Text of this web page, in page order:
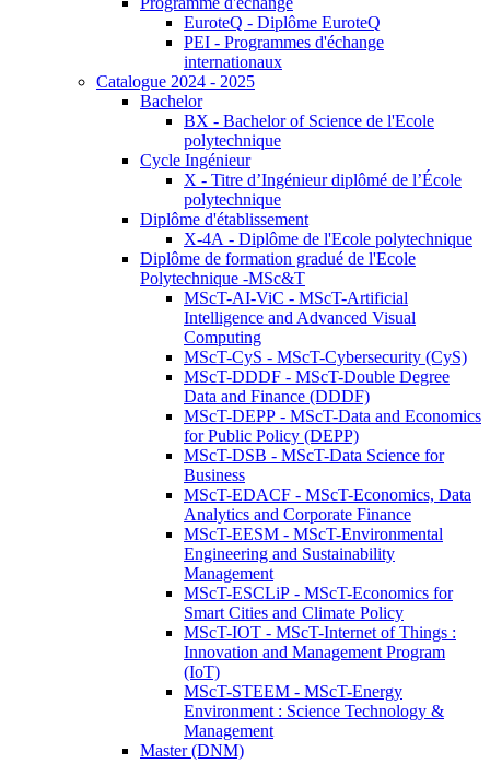
EuroteQ - Diplôme EuroteQ
PEI - Programmes d'échange
internationaux
Catalogue 2024 - 2025
Bachelor
BX - Bachelor of Science de l'Ecole
polytechnique
Cycle Ingénieur
X - Titre d’Ingénieur diplômé de l’École
polytechnique
Diplôme d'établissement
X-4A - Diplôme de l'Ecole polytechnique
Diplôme de formation gradué de l'Ecole
Polytechnique -MSc&T
MScT-AI-ViC - MScT-Artificial
Intelligence and Advanced Visual
Computing
MScT-CyS - MScT-Cybersecurity (CyS)
MScT-DDDF - MScT-Double Degree
Data and Finance (DDDF)
MScT-DEPP - MScT-Data and Economics
for Public Policy (DEPP)
MScT-DSB - MScT-Data Science for
Business
MScT-EDACF - MScT-Economics, Data
Analytics and Corporate Finance
MScT-EESM - MScT-Environmental
Engineering and Sustainability
Management
MScT-ESCLiP - MScT-Economics for
Smart Cities and Climate Policy
MScT-IOT - MScT-Internet of Things :
Innovation and Management Program
(IoT)
MScT-STEEM - MScT-Energy
Environment : Science Technology &
Management
Master (DNM)